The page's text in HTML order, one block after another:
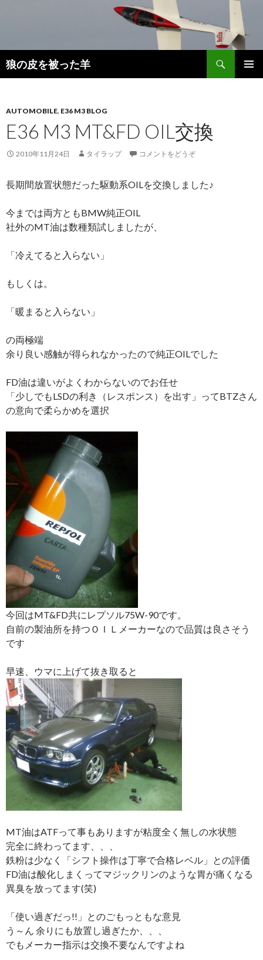
狼の皮を被った羊
検
索
ン
ツ
へ
移
AUTOMOBILE, E36 M3 BLOG
E36 M3 MT&FD OIL交換
2010年11月24日 タイラップ コメントをどうぞ
長期間放置状態だった駆動系OILを交換しました♪
今までは両方ともBMW純正OIL
社外のMT油は数種類試しましたが、
「冷えてると入らない」
もしくは。
「暖まると入らない」
の両極端
余り良い感触が得られなかったので純正OILでした
FD油は違いがよくわからないのでお任せ
「少しでもLSDの利き（レスポンス）を出す」ってBTZさん
の意向で柔らかめを選択
今回はMT&FD共にレプソル75W-90です。
自前の製油所を持つＯＩＬメーカーなので品質は良さそう
です
早速、ウマに上げて抜き取ると
MT油はATFって事もありますが粘度全く無しの水状態
完全に終わってます、、、
鉄粉は少なく「シフト操作は丁寧で合格レベル」との評価
FD油は酸化しまくってマジックリンのような胃が痛くなる
異臭を放ってます(笑)
「使い過ぎだっ!!」とのごもっともな意見
う～ん 余りにも放置し過ぎたか、、、
でもメーカー指示は交換不要なんですよね